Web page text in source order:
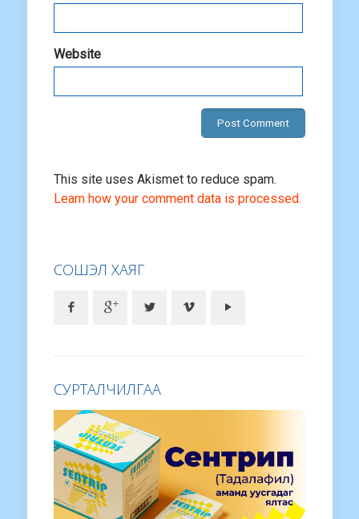
Website
This site uses Akismet to reduce spam.
Learn how your comment data is processed.
СОШЭЛ ХАЯГ
СУРТАЛЧИЛГАА